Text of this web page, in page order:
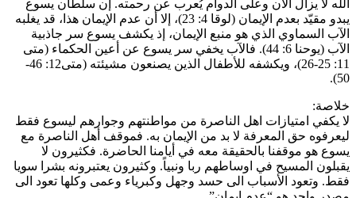
الله لا يزال الآن وعلى الدوام يُعرب عن رحمته. إن سلطان يسوع
يبدو مقيّد بعدم الإيمان (لوقا 4: 23)، إلا أن عدم الإيمان هذا، قد يغلبه
الآب السماوي الذي هو منبع الإيمان، إذ يكشف يسوع سر جاذبية
الآب (يوحنا 6: 44). فالآب يخفي سر يسوع عن أعين الحكماء (متى
11: 25-26)، ويكشفه للأطفال الذين يصنعون مشيئته (متى12: 46-
50).
خلاصة:
لا يكفي امتيازات اهل الناصرة من مواطنتهم وجوارهم ليسوع فقط
ليعرفوه حق المعرفة لا بد من الإيمان به. فموقف أهل الناصرة مع
يسوع هو موقفنا بالحقيقة معه في أيامنا الحاضرة. فكثيرون لا
يقبلون المسيح في اوساطهم ربا ونبياً. وكثيرون يعتبرونه بشرا سويا
فقط. وتعود الأسباب الى حسد وجهل وكبرياء وعمى وكلها تعود الى